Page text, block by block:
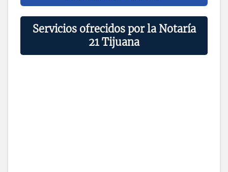
Servicios ofrecidos por la Notaría
21 Tijuana